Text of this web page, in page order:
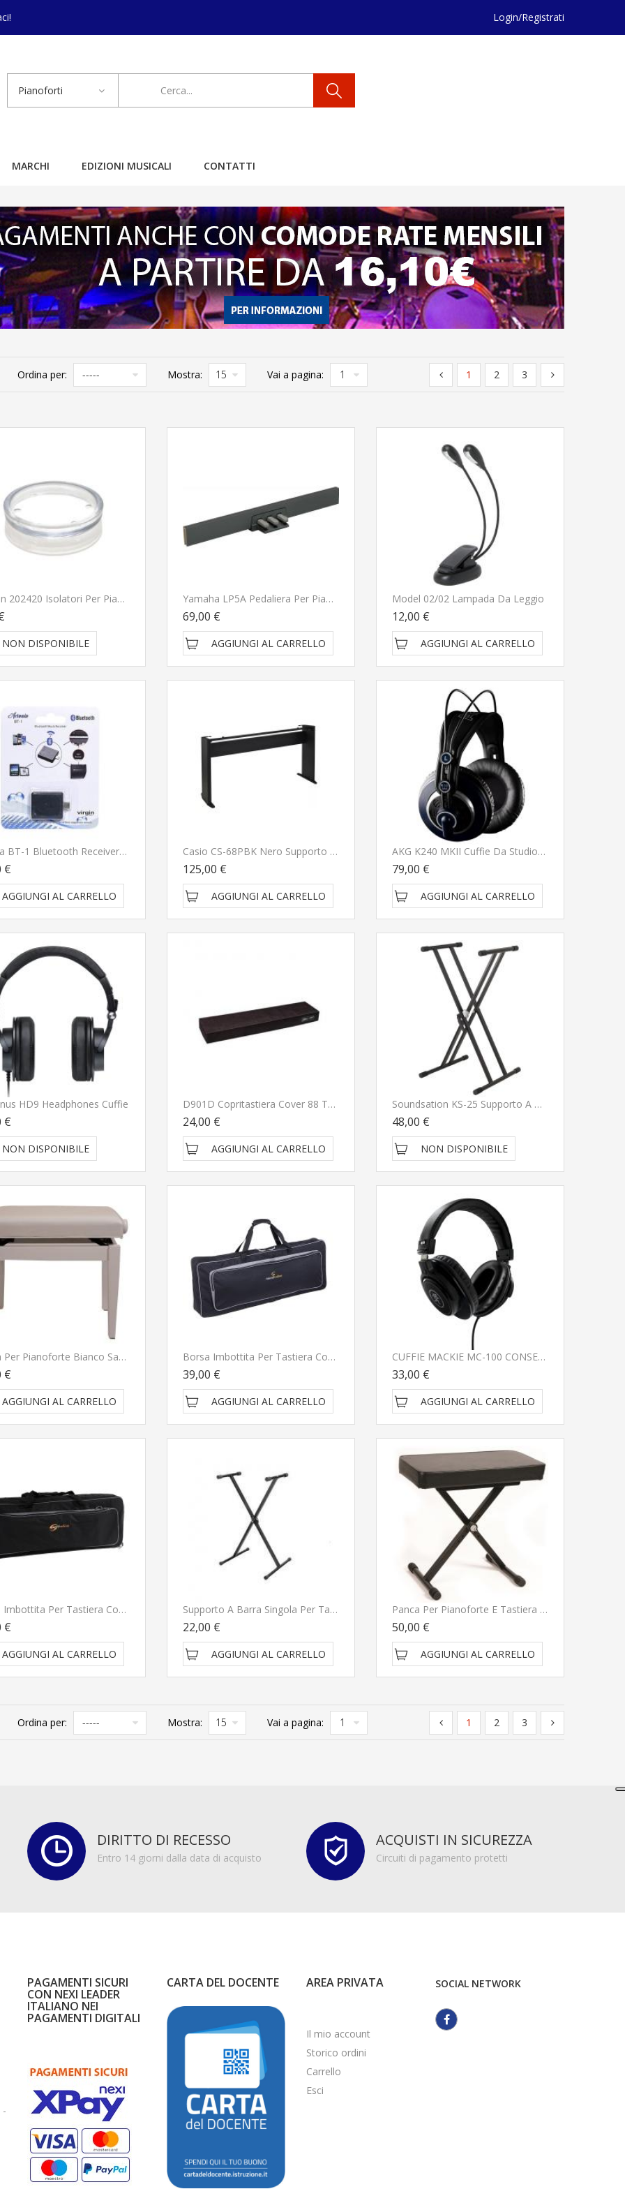
Login/Registrati
Pianoforti
MARCHI EDIZIONI MUSICALI CONTATTI
Ordina per: Mostra: Vai a pagina: 1 2 3
Croson 202420 Isolatori Per Pianoforte In Plastica
NON DISPONIBILE
Yamaha LP5A Pedaliera Per Pianoforte Digitale Yamaha P-145
69,00 €
AGGIUNGI AL CARRELLO
Model 02/02 Lampada Da Leggio
12,00 €
AGGIUNGI AL CARRELLO
Artesia BT-1 Bluetooth Receiver Per Pianoforti Artesia E Orla Ricevitore Bluetooth CONSEGNATO A DOMICILIO IN 1-2 GIORNI
€
AGGIUNGI AL CARRELLO
Casio CS-68PBK Nero Supporto Per Pianoforte Casio PX1100
125,00 €
AGGIUNGI AL CARRELLO
AKG K240 MKII Cuffie Da Studio NUOVO ARRIVO
79,00 €
AGGIUNGI AL CARRELLO
HD9 Headphones Cuffie
€
NON DISPONIBILE
D901D Copritastiera Cover 88 Tasti
24,00 €
AGGIUNGI AL CARRELLO
Soundsation KS-25 Supporto A Barra Doppia Per Tastiera E Pianoforte Digitale
48,00 €
NON DISPONIBILE
Panca Per Pianoforte Bianco Satinato - Seduta Bianca Regolabile
€
AGGIUNGI AL CARRELLO
Borsa Imbottita Per Tastiera Con Doppia Tracolla 105x37x13cm
39,00 €
AGGIUNGI AL CARRELLO
CUFFIE MACKIE MC-100 CONSEGNATO A DOMICILIO IN 1-2 GIORNI
33,00 €
AGGIUNGI AL CARRELLO
Borsa Imbottita Per Tastiera Con Doppia Tracolla 115 X 42 X 20cm
€
AGGIUNGI AL CARRELLO
Supporto A Barra Singola Per Tastiera E Pianoforte Digitale
22,00 €
AGGIUNGI AL CARRELLO
Panca Per Pianoforte E Tastiera Quiklok BX14 Serie Quality Line
50,00 €
AGGIUNGI AL CARRELLO
Ordina per: Mostra: Vai a pagina: 1 2 3
DIRITTO DI RECESSO
Entro 14 giorni dalla data di acquisto
ACQUISTI IN SICUREZZA
Circuiti di pagamento protetti
-
PAGAMENTI SICURI
CON NEXI LEADER
ITALIANO NEI
PAGAMENTI DIGITALI
CARTA DEL DOCENTE AREA PRIVATA
Il mio account
Storico ordini
Carrello
Esci
SOCIAL NETWORK